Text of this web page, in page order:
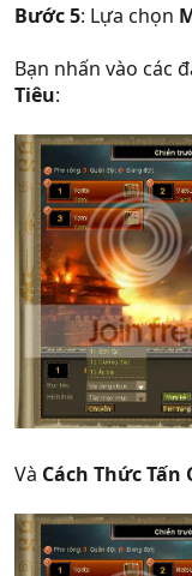
Bước 5: Lựa chọn
Bạn nhấn vào các
Tiêu:
Và Cách Thức Tấn